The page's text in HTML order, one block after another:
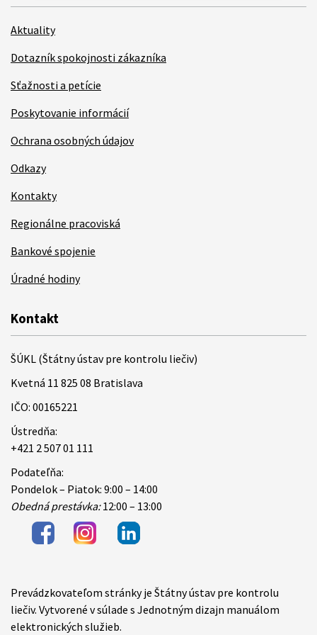
Aktuality
Dotazník spokojnosti zákazníka
Sťažnosti a petície
Poskytovanie informácií
Ochrana osobných údajov
Odkazy
Kontakty
Regionálne pracoviská
Bankové spojenie
Úradné hodiny
Kontakt
ŠÚKL (Štátny ústav pre kontrolu liečiv)
Kvetná 11 825 08 Bratislava
IČO: 00165221
Ústredňa:
+421 2 507 01 111
Podateľňa:
Pondelok – Piatok: 9:00 – 14:00
Obedná prestávka:12:00 – 13:00
Items
Prevádzkovateľom stránky je Štátny ústav pre kontrolu
liečiv. Vytvorené v súlade s Jednotným dizajn manuálom
elektronických služieb.